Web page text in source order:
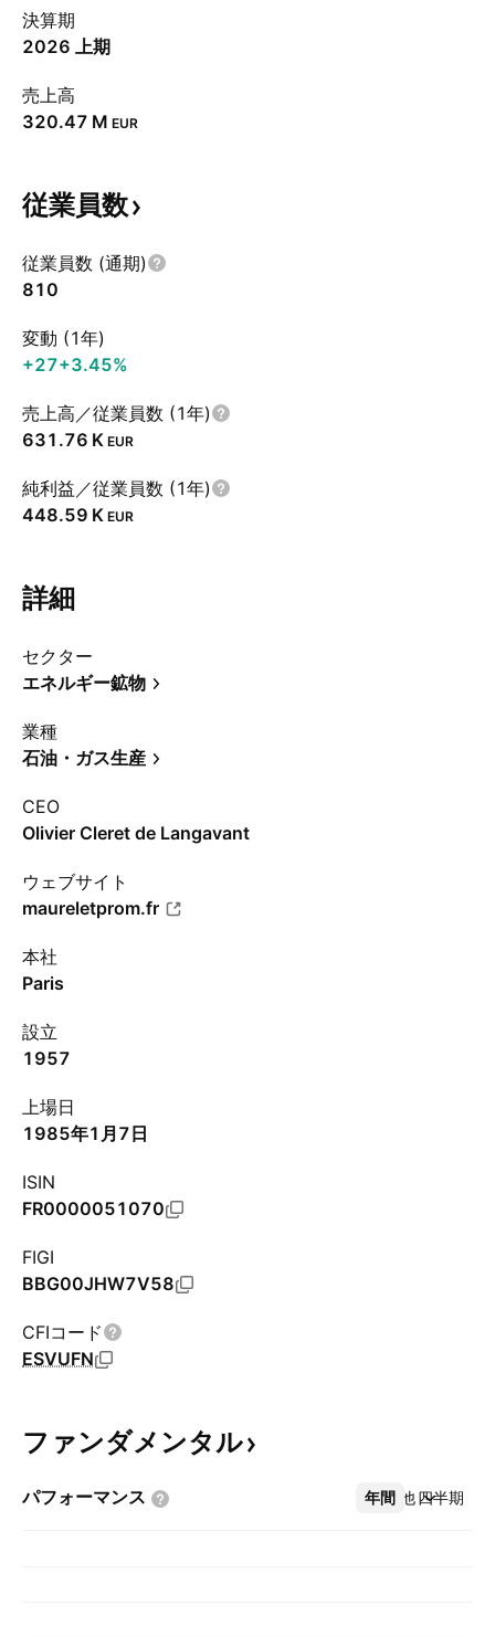
決算期
2026 上期
売上高
‪320.47 M‬ EUR
従業員数
従業員数 (通期)
810
変動 (1年)
+27+3.45%
売上高／従業員数 (1年)
‪631.76 K‬ EUR
純利益／従業員数 (1年)
‪448.59 K‬ EUR
詳細
セクター
エネルギー鉱物
業種
石油・ガス生産
CEO
Olivier Cleret de Langavant
ウェブサイト
maureletprom.fr
本社
Paris
設立
1957
上場日
1985年1月7日
ISIN
FR0000051070
FIGI
BBG00JHW7V58
CFIコード
ESVUFN
ファンダメンタル
パフォーマンス 年間 四半期
その他